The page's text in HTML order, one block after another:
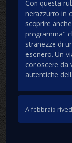
Con questa
nerazzurro in
scoprire
programma"
stranezze di
esonero. Un
conoscere da
autentiche
A febbraio